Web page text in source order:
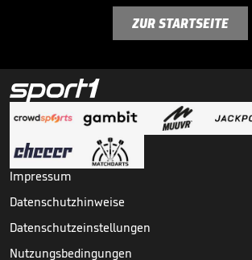
ZUR STARTSEITE
Impressum
Datenschutzhinweise
Datenschutzeinstellungen
Nutzungsbedingungen